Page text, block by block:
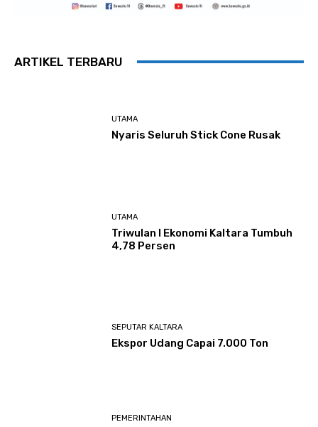
ARTIKEL TERBARU
UTAMA
Nyaris Seluruh Stick Cone Rusak
UTAMA
Triwulan I Ekonomi Kaltara Tumbuh
4,78 Persen
SEPUTAR KALTARA
Ekspor Udang Capai 7.000 Ton
PEMERINTAHAN